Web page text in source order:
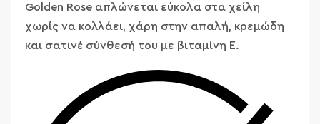
Golden Rose απλώνεται εύκολα στα χείλη
χωρίς να κολλάει, χάρη στην απαλή, κρεμώδη
και σατινέ σύνθεσή του με βιταμίνη Ε.